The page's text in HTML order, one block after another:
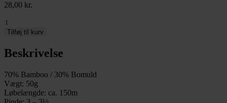
28,00 kr.
Blend
Bamboo
433
antal
Tilføj til kurv
Beskrivelse
70% Bamboo / 30% Bomuld
Vægt: 50g
Løbelængde: ca. 150m